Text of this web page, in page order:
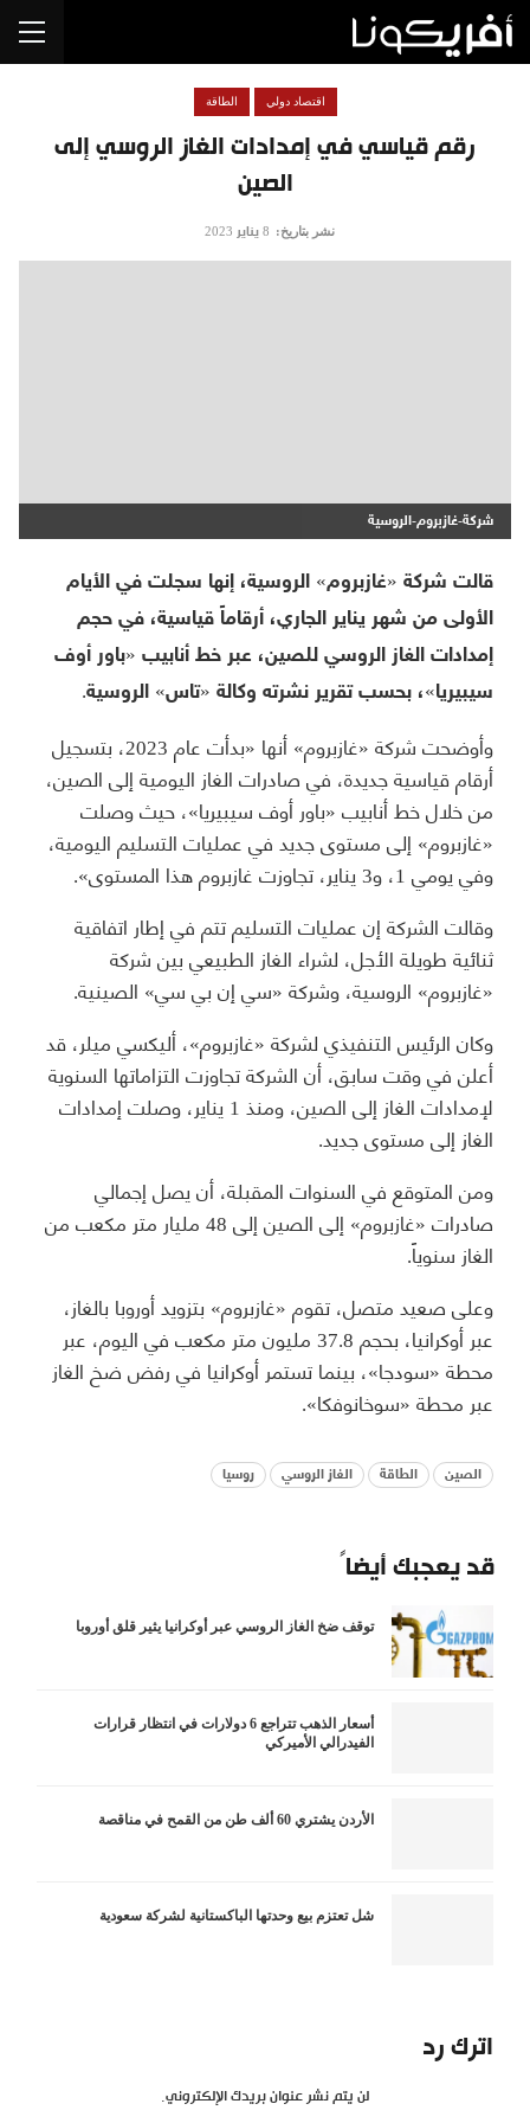
رقم قياسي في إمدادات الغاز الروسي إلى
الصين
اقتصاد دولي الطاقة
نشر بتاريخ: 8 يناير 2023
شركة-غازبروم-الروسية
قالت شركة «غازبروم» الروسية، إنها سجلت في الأيام
الأولى من شهر يناير الجاري، أرقاماً قياسية، في حجم
إمدادات الغاز الروسي للصين، عبر خط أنابيب «باور أوف
سيبيريا»، بحسب تقرير نشرته وكالة «تاس» الروسية.
وأوضحت شركة «غازبروم» أنها «بدأت عام 2023، بتسجيل
أرقام قياسية جديدة، في صادرات الغاز اليومية إلى الصين،
من خلال خط أنابيب «باور أوف سيبيريا»، حيث وصلت
«غازبروم» إلى مستوى جديد في عمليات التسليم اليومية،
وفي يومي 1، و3 يناير، تجاوزت غازبروم هذا المستوى».
وقالت الشركة إن عمليات التسليم تتم في إطار اتفاقية
ثنائية طويلة الأجل، لشراء الغاز الطبيعي بين شركة
«غازبروم» الروسية، وشركة «سي إن بي سي» الصينية.
وكان الرئيس التنفيذي لشركة «غازبروم»، أليكسي ميلر، قد
أعلن في وقت سابق، أن الشركة تجاوزت التزاماتها السنوية
لإمدادات الغاز إلى الصين، ومنذ 1 يناير، وصلت إمدادات
الغاز إلى مستوى جديد.
ومن المتوقع في السنوات المقبلة، أن يصل إجمالي
صادرات «غازبروم» إلى الصين إلى 48 مليار متر مكعب من
الغاز سنوياً.
وعلى صعيد متصل، تقوم «غازبروم» بتزويد أوروبا بالغاز،
عبر أوكرانيا، بحجم 37.8 مليون متر مكعب في اليوم، عبر
محطة «سودجا»، بينما تستمر أوكرانيا في رفض ضخ الغاز
عبر محطة «سوخانوفكا».
الصين الطاقة الغاز الروسي روسيا
قد يعجبك أيضاً
توقف ضخ الغاز الروسي عبر أوكرانيا يثير قلق أوروبا
أسعار الذهب تتراجع 6 دولارات في انتظار قرارات
الفيدرالي الأميركي
الأردن يشتري 60 ألف طن من القمح في مناقصة
شل تعتزم بيع وحدتها الباكستانية لشركة سعودية
اترك رد
لن يتم نشر عنوان بريدك الإلكتروني.